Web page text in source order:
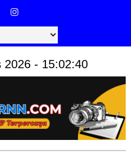
2026 - 15:02:41